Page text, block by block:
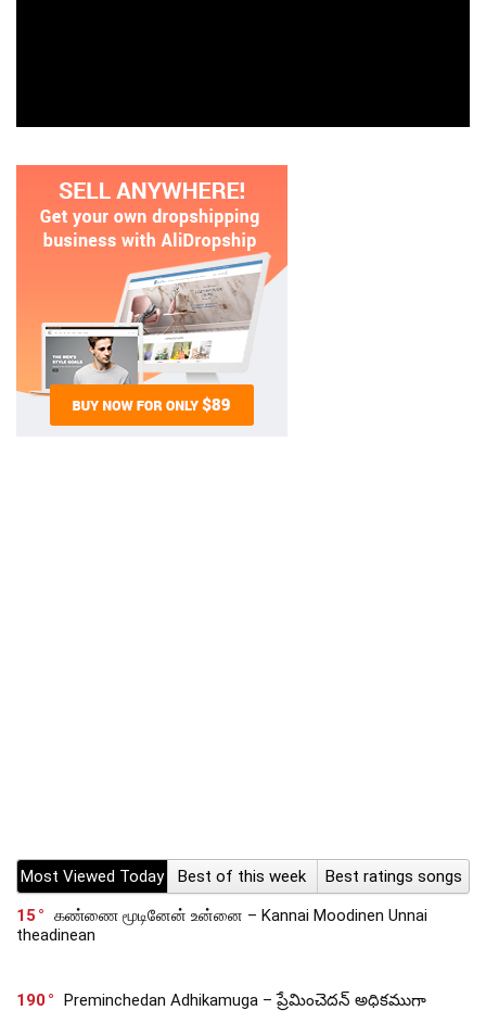
Most Viewed Today Best of this week
Best ratings songs
15
கண்ணை மூடினேன் உன்னை – Kannai Moodinen Unnai
theadinean
190 Preminchedan Adhikamuga – ప్రేమించెదన్ అధికముగా